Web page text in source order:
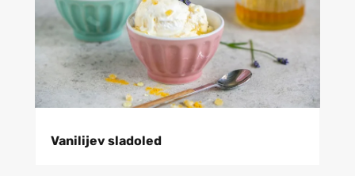
Vanilijev sladoled